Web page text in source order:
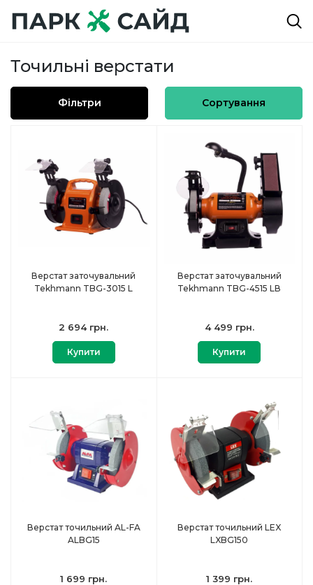
Точильні верстати
Фільтри Сортування
Верстат заточувальний
Tekhmann TBG-3015 L
2 694 грн.
Купити
Верстат заточувальний
Tekhmann TBG-4515 LВ
4 499 грн.
Купити
Верстат точильний AL-FA
ALBG15
1 699 грн.
Верстат точильний LEX
LXBG150
1 399 грн.